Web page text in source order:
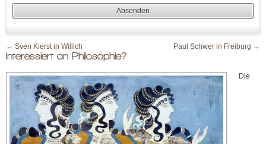
← Sven Kierst in Willich Paul Schwer in Freiburg →
Interessiert an Philosophie?
Die